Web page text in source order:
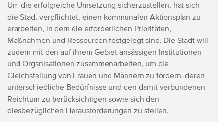
Um die erfolgreiche Umsetzung sicherzustellen, hat sich
die Stadt verpflichtet, einen kommunalen Aktionsplan zu
erarbeiten, in dem die erforderlichen Prioritäten,
Maßnahmen und Ressourcen festgelegt sind. Die Stadt will
zudem mit den auf ihrem Gebiet ansässigen Institutionen
und Organisationen zusammenarbeiten, um die
Gleichstellung von Frauen und Männern zu fördern, deren
unterschiedliche Bedürfnisse und den damit verbundenen
Reichtum zu berücksichtigen sowie sich den
diesbezüglichen Herausforderungen zu stellen.